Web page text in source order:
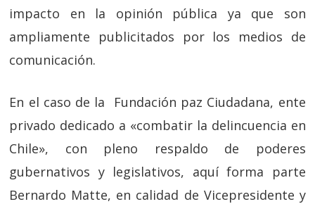
impacto en la opinión pública ya que son
ampliamente publicitados por los medios de
comunicación.
En el caso de la Fundación paz Ciudadana, ente
privado dedicado a «combatir la delincuencia en
Chile», con pleno respaldo de poderes
gubernativos y legislativos, aquí forma parte
Bernardo Matte, en calidad de Vicepresidente y